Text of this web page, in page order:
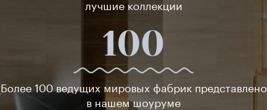
лучшие коллекции
100
Более 100 ведущих мировых фабрик представлено
в нашем шоуруме